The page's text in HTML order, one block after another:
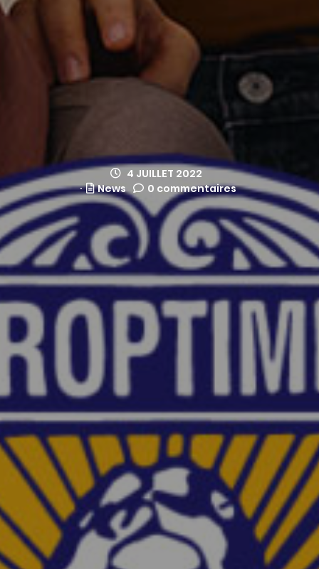
4 JUILLET 2022
News
0 commentaires